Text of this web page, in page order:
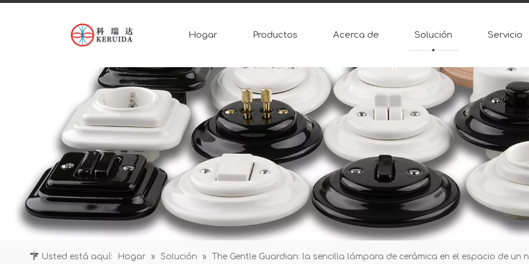
Hogar Productos Acerca de Solución Servicio
Usted está aquí: Hogar » Solución » The Gentle Guardian: la sencilla lámpara de cerámica en el espacio de un